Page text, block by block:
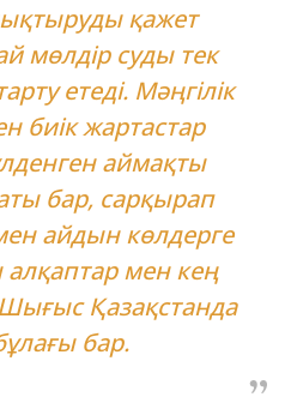
қажет
мөлдір суды тек
етеді. Мәңгілік
биік жартастар
аймақты
бар, сарқырап
айдын көлдерге
мен кең
Қазақстанда
бар.